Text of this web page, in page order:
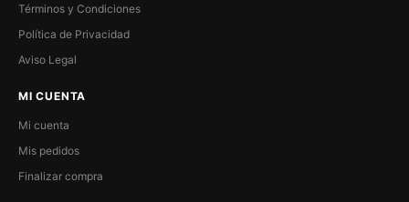
Términos y Condiciones
Política de Privacidad
Aviso Legal
MI CUENTA
Mi cuenta
Mis pedidos
Finalizar compra